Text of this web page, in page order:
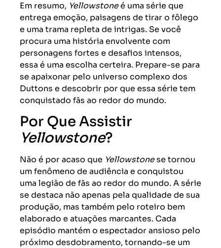
Em resumo, Yellowstoneé uma série que
entrega emoção, paisagens de tirar o fôlego
e uma trama repleta de intrigas. Se você
procura uma história envolvente com
personagens fortes e desafios intensos,
essa é uma escolha certeira. Prepare-se para
se apaixonar pelo universo complexo dos
Duttons e descobrir por que essa série tem
conquistado fãs ao redor do mundo.
Por Que Assistir
Yellowstone?
Não é por acaso que Yellowstonese tornou
um fenômeno de audiência e conquistou
uma legião de fãs ao redor do mundo. A série
se destaca não apenas pela qualidade de sua
produção, mas também pelo roteiro bem
elaborado e atuações marcantes. Cada
episódio mantém o espectador ansioso pelo
próximo desdobramento, tornando-se um